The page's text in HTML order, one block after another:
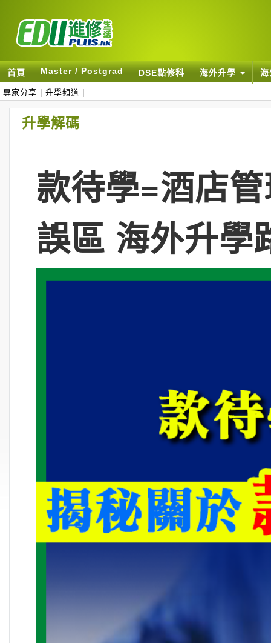
首頁 Master / Postgrad DSE點修科 海外升學
專家分享 升學頻道
升學解碼
款待學=酒店
誤區 海外升學